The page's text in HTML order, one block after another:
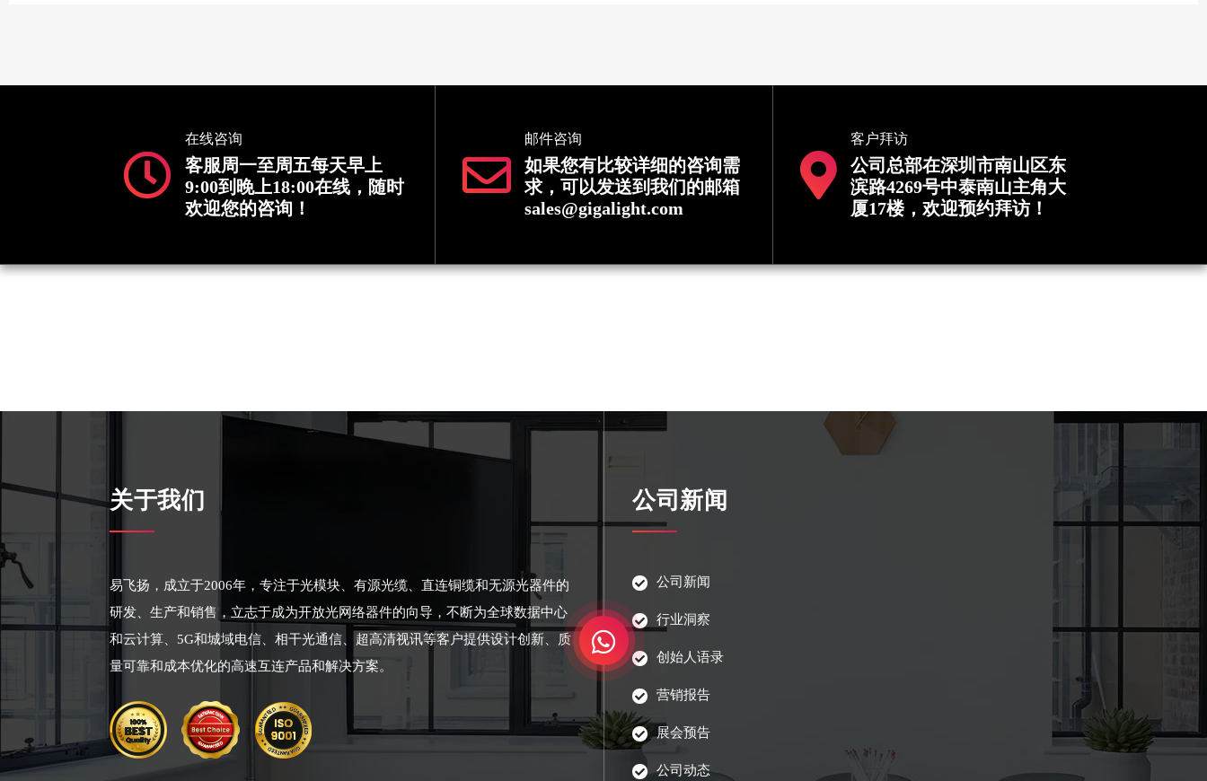
在线咨询
客服周一至周五每天早上
9:00到晚上18:00在线，随时
欢迎您的咨询！
邮件咨询
如果您有比较详细的咨询需
求，可以发送到我们的邮箱
sales@gigalight.com
客户拜访
公司总部在深圳市南山区东
滨路4269号中泰南山主角大
厦17楼，欢迎预约拜访！
关于我们
易飞扬，成立于2006年，专注于光模块、有源光缆、直连铜缆和无源光器件的
研发、生产和销售，立志于成为开放光网络器件的向导，不断为全球数据中心
和云计算、5G和城域电信、相干光通信、超高清视讯等客户提供设计创新、质
量可靠和成本优化的高速互连产品和解决方案。
公司新闻
公司新闻
行业洞察
创始人语录
营销报告
展会预告
公司动态